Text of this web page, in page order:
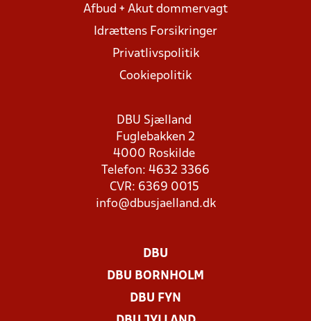
Afbud + Akut dommervagt
Idrættens Forsikringer
Privatlivspolitik
Cookiepolitik
DBU Sjælland
Fuglebakken 2
4000 Roskilde
Telefon: 4632 3366
CVR: 6369 0015
info@dbusjaelland.dk
DBU
DBU BORNHOLM
DBU FYN